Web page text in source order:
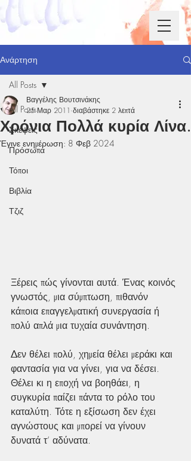
Ανάρτηση
All Posts
Σκέψεις
Πρόσωπα
Τόποι
Βιβλία
Τζιζ
All Posts
Χρόνια Πολλά κυρία Λίνα.
Βαγγέλης Βουτσινάκης
25 Μαρ 2011 διαβάστηκε 2 λεπτά
Έγινε ενημέρωση: 8 Φεβ 2024
Ξέρεις πώς γίνονται αυτά. Ένας κοινός
γνωστός, μια σύμπτωση, πιθανόν
κάποια επαγγελματική συνεργασία ή
πολύ απλά μια τυχαία συνάντηση.
Δεν θέλει πολύ, χημεία θέλει μεράκι και
φαντασία για να γίνει, για να δέσει.
Θέλει κι η εποχή να βοηθάει, η
συγκυρία παίζει πάντα το ρόλο του
καταλύτη. Τότε η εξίσωση δεν έχει
αγνώστους και μπορεί να γίνουν
δυνατά τ’ αδύνατα.